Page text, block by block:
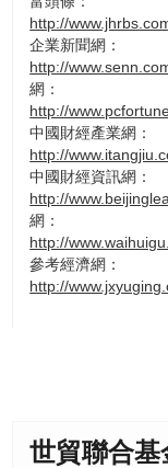
http://
企業新聞網：
http://
網：
http://
中國財經產業網：
http://
中國財經資訊網：
http://
網：
http://
參考經濟網：
http://
世貿聯合基